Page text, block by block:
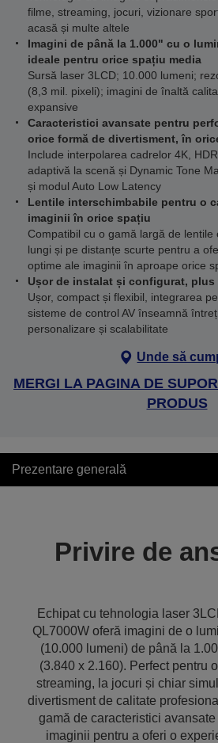
filme, streaming, jocuri, vizionare
acasă și multe altele
Imagini de până la 1.000" cu o
ideale pentru orice spațiu media
Sursă laser 3LCD; 10.000 lumeni;
(8,3 mil. pixeli); imagini de înaltă
expansive
Caracteristici avansate pentru
orice formă de divertisment, în
Include interpolarea cadrelor 4K,
adaptivă la scenă și Dynamic Tone
și modul Auto Low Latency
Lentile interschimbabile pentru o
imaginii în orice spațiu
Compatibil cu o gamă largă de lentile
lungi și pe distanțe scurte pentru a
optime ale imaginii în aproape orice
Ușor de instalat și configurat,
Ușor, compact și flexibil, integrarea
sisteme de control AV înseamnă
personalizare și scalabilitate
Unde să
MERGI LA PAGINA DE
PRODUS
Prezentare generală
Privire de
Echipat cu tehnologia laser
QL7000W oferă imagini de o
(10.000 lumeni) de până la
(3.840 x 2.160). Perfect pentru
streaming, la jocuri și chiar
divertisment de calitate
gamă de caracteristici
imaginii pentru a oferi o